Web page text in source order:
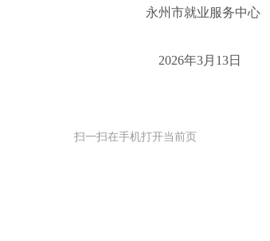
永州市就业服务中心
2026年3月 13日
扫一扫在手机打开当前页